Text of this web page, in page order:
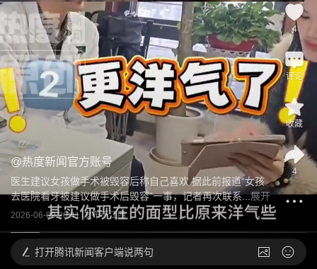
@热度新闻官方账号
医生建议女孩做手术被毁容后称自己喜欢 据此前报道“女孩
去医院看牙被建议做手术后毁容”一事，记者再次联系...展开
2026-06-09 20:41 发布于江西
4
评论
收藏
4
打开腾讯新闻客户端说两句